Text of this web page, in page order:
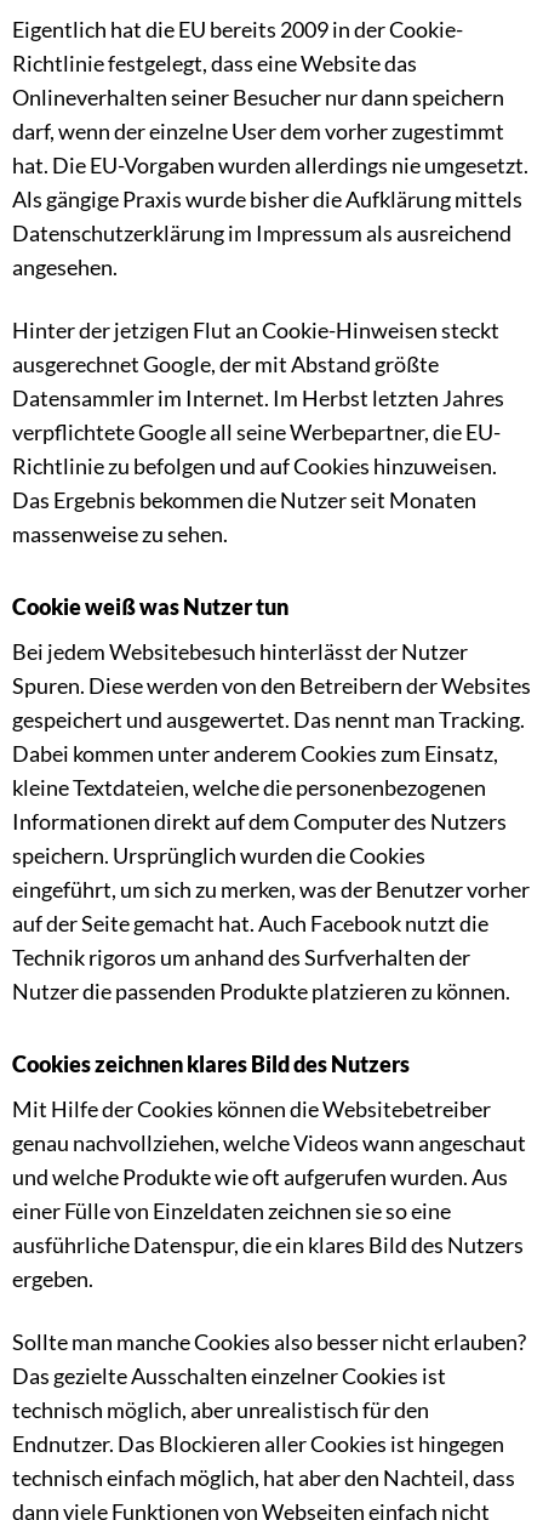
Eigentlich hat die EU bereits 2009 in der Cookie-
Richtlinie festgelegt, dass eine Website das
Onlineverhalten seiner Besucher nur dann speichern
darf, wenn der einzelne User dem vorher zugestimmt
hat. Die EU-Vorgaben wurden allerdings nie umgesetzt.
Als gängige Praxis wurde bisher die Aufklärung mittels
Datenschutzerklärung im Impressum als ausreichend
angesehen.
Hinter der jetzigen Flut an Cookie-Hinweisen steckt
ausgerechnet Google, der mit Abstand größte
Datensammler im Internet. Im Herbst letzten Jahres
verpflichtete Google all seine Werbepartner, die EU-
Richtlinie zu befolgen und auf Cookies hinzuweisen.
Das Ergebnis bekommen die Nutzer seit Monaten
massenweise zu sehen.
Cookie weiß was Nutzer tun
Bei jedem Websitebesuch hinterlässt der Nutzer
Spuren. Diese werden von den Betreibern der Websites
gespeichert und ausgewertet. Das nennt man Tracking.
Dabei kommen unter anderem Cookies zum Einsatz,
kleine Textdateien, welche die personenbezogenen
Informationen direkt auf dem Computer des Nutzers
speichern. Ursprünglich wurden die Cookies
eingeführt, um sich zu merken, was der Benutzer vorher
auf der Seite gemacht hat. Auch Facebook nutzt die
Technik rigoros um anhand des Surfverhalten der
Nutzer die passenden Produkte platzieren zu können.
Cookies zeichnen klares Bild des Nutzers
Mit Hilfe der Cookies können die Websitebetreiber
genau nachvollziehen, welche Videos wann angeschaut
und welche Produkte wie oft aufgerufen wurden. Aus
einer Fülle von Einzeldaten zeichnen sie so eine
ausführliche Datenspur, die ein klares Bild des Nutzers
ergeben.
Sollte man manche Cookies also besser nicht erlauben?
Das gezielte Ausschalten einzelner Cookies ist
technisch möglich, aber unrealistisch für den
Endnutzer. Das Blockieren aller Cookies ist hingegen
technisch einfach möglich, hat aber den Nachteil, dass
dann viele Funktionen von Webseiten einfach nicht